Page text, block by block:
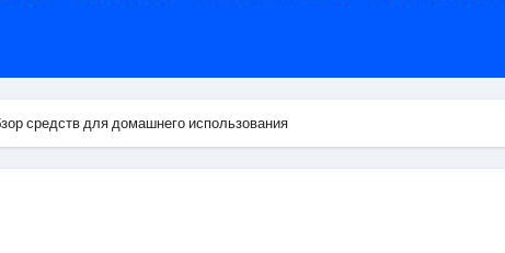
подготовка и ориентировочная стоимость исследования
порядок консультации и подготовка
средств для домашнего использования